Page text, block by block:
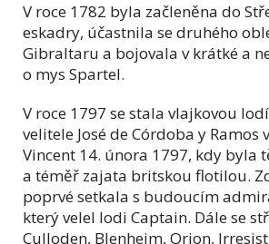
V roce 1782 byla začleněna do
eskadry, účastnila se druhého
Gibraltaru a bojovala v krátké a
o mys Spartel.
V roce 1797 se stala vlajkovou
velitele José de Córdoba y Ramos
Vincent 14. února 1797, kdy byla
a téměř zajata britskou flotilou.
poprvé setkala s budoucím
který velel lodi Captain. Dále se
Culloden, Blenheim, Orion,